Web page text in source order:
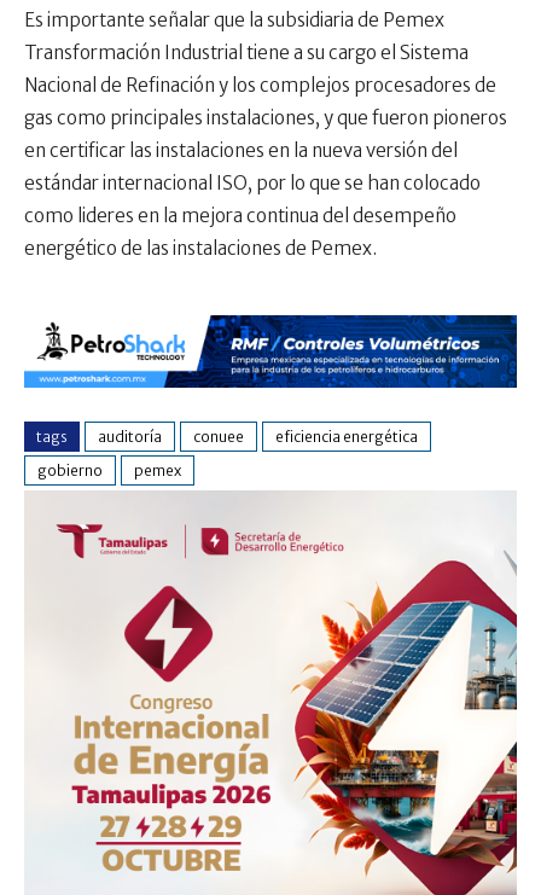
Es importante señalar que la subsidiaria de Pemex
Transformación Industrial tiene a su cargo el Sistema
Nacional de Refinación y los complejos procesadores de
gas como principales instalaciones, y que fueron pioneros
en certificar las instalaciones en la nueva versión del
estándar internacional ISO, por lo que se han colocado
como lideres en la mejora continua del desempeño
energético de las instalaciones de Pemex.
tags auditoría conuee
eficiencia energética
gobierno
pemex